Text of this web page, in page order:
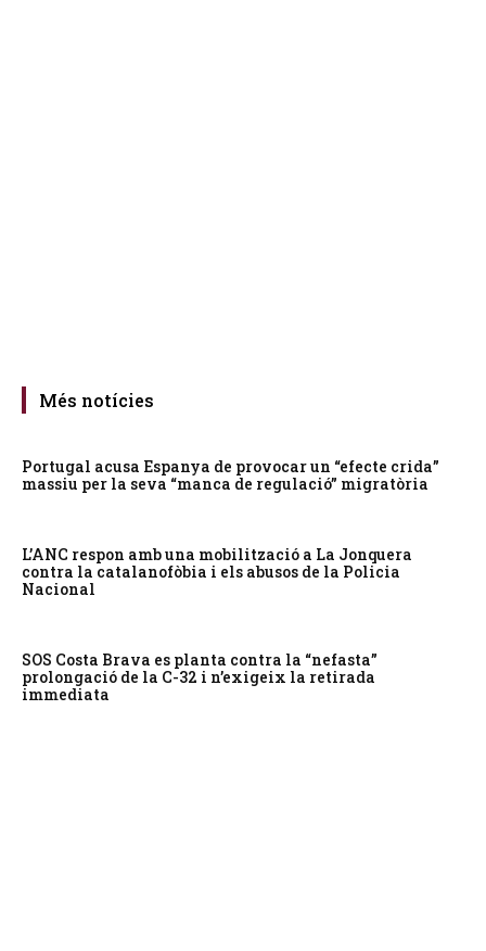
Més notícies
Portugal acusa Espanya de provocar un “efecte crida”
massiu per la seva “manca de regulació” migratòria
L’ANC respon amb una mobilització a La Jonquera
contra la catalanofòbia i els abusos de la Policia
Nacional
SOS Costa Brava es planta contra la “nefasta”
prolongació de la C-32 i n’exigeix la retirada
immediata